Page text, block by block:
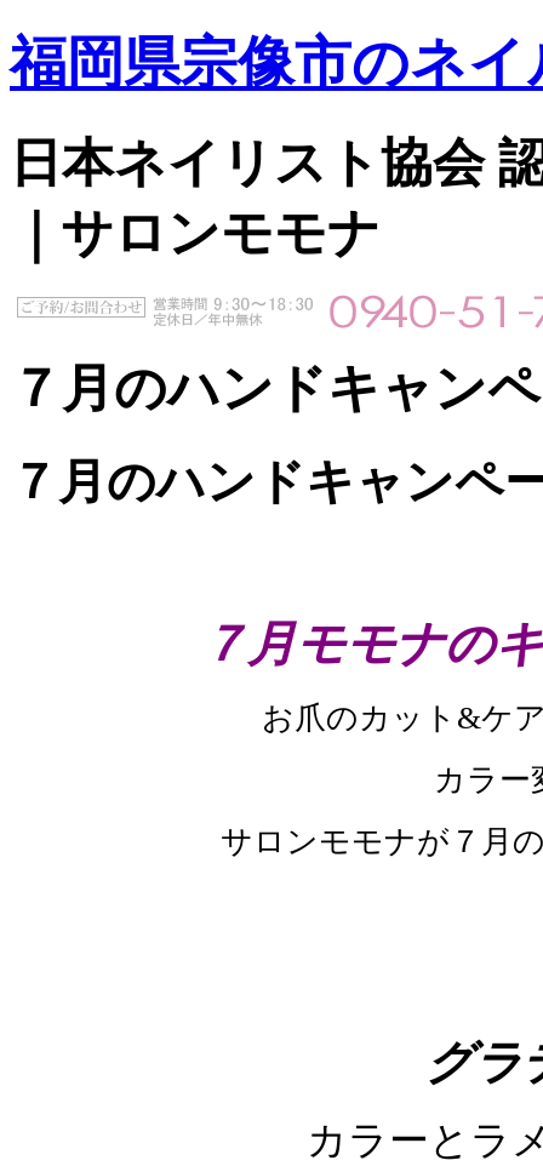
福岡県宗像市のネ
日本ネイリスト協会
｜サロンモモナ
７月のハンドキャン
７月のハンドキャンペ
７月モモナの
お爪のカット&ケ
カラー
サロンモモナが７月
グラ
カラーとラ